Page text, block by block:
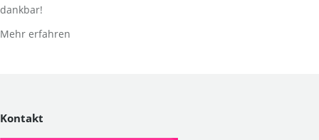
dankbar!
Mehr erfahren
Kontakt